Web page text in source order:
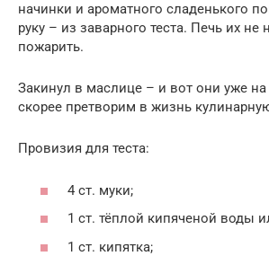
начинки и ароматного сладенького
руку – из заварного теста. Печь их не
пожарить.
Закинул в маслице – и вот они уже на
скорее претворим в жизнь
Провизия для теста:
4 ст. муки;
1 ст. тёплой кипяченой воды
1 ст. кипятка;